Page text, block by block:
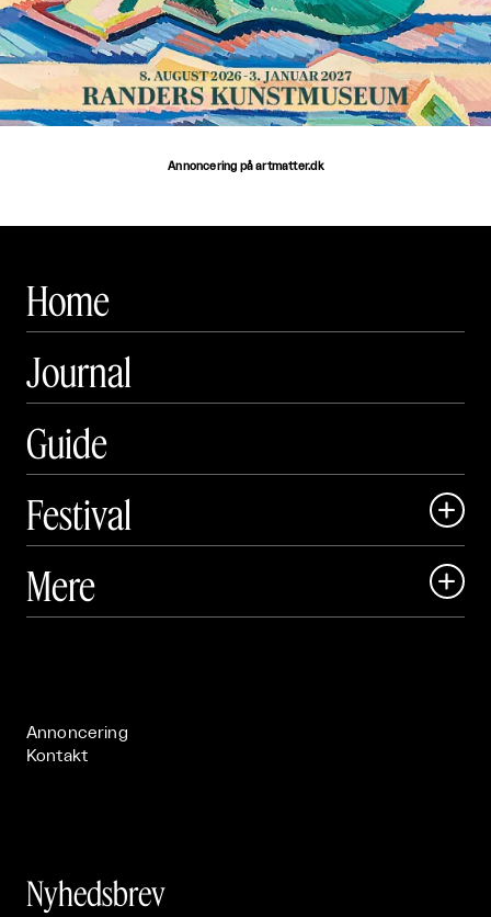
Annoncering på artmatter.dk
Home
Journal
Guide
Festival

 Art Matter Festival
Mere 
Annoncering
Kontakt
Nyhedsbrev